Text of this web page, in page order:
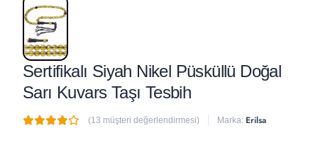
Sertifikalı Siyah Nikel Püsküllü Doğal
Sarı Kuvars Taşı Tesbih
(13 müşteri değerlendirmesi) Marka: Erilsa